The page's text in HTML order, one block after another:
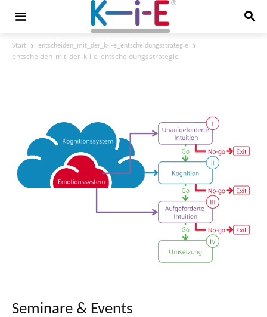
Start entscheiden_mit_der_k-i-e_entscheidungsstrategie
entscheiden_mit_der_k-i-e_entscheidungsstrategie
Seminare & Events